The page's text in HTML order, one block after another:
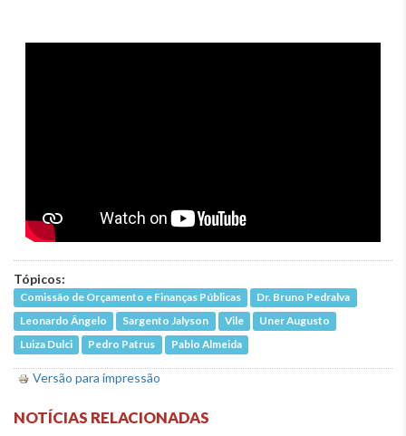
Tópicos:
Comissão de Orçamento e Finanças Públicas
Dr. Bruno Pedralva
Leonardo Ângelo
Sargento Jalyson Vile
Uner Augusto
Luiza Dulci
Pedro Patrus Pablo Almeida
Versão para impressão
NOTÍCIAS RELACIONADAS